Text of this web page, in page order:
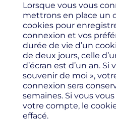
Lorsque vous vous
mettrons en place un
cookies pour
connexion et vos
durée de vie d’un
de deux jours, celle
d’écran est d’un an. Si
souvenir de moi »,
connexion sera
semaines. Si vous
votre compte, le
effacé.